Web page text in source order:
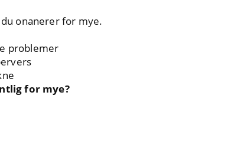
onanerer for mye.
problemer
for mye?